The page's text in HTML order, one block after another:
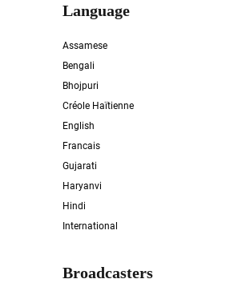
Language
Assamese
Bengali
Bhojpuri
Créole Haïtienne
English
Francais
Gujarati
Haryanvi
Hindi
International
Broadcasters